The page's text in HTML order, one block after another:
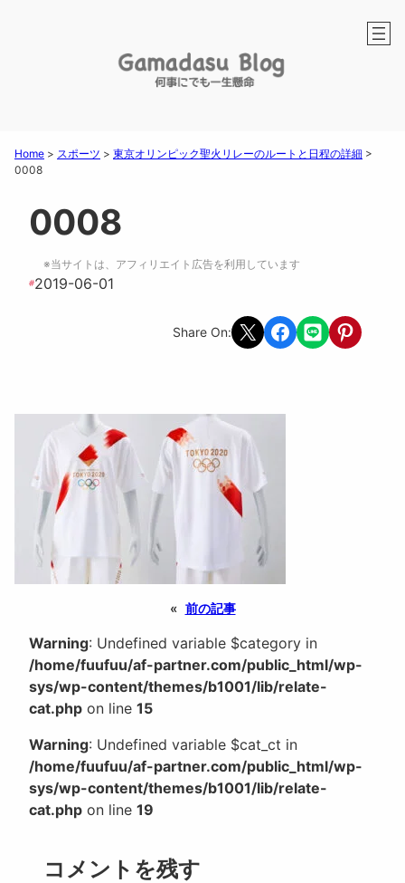
Home > スポーツ > 東京オリンピック聖火リレーのルートと日程の詳細 >
0008
0008
※当サイトは、アフィリエイト広告を利用しています
#2019-06-01
Share On: Share on X Share on Facebook
Share on LINEShare on
« 前の記事
Warning: Undefined variable $category in
/home/fuufuu/af-partner.com/public_html/wp-
sys/wp-content/themes/b1001/lib/relate-
cat.php on line 15
Warning: Undefined variable $cat_ct in
/home/fuufuu/af-partner.com/public_html/wp-
sys/wp-content/themes/b1001/lib/relate-
cat.php on line 19
コメントを残す